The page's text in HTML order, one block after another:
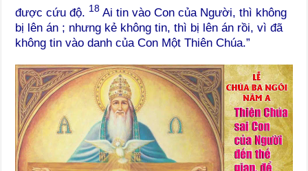
được cứu độ. 18 Ai tin vào Con của Người, thì không
bị lên án ; nhưng kẻ không tin, thì bị lên án rồi, vì đã
không tin vào danh của Con Một Thiên Chúa.”